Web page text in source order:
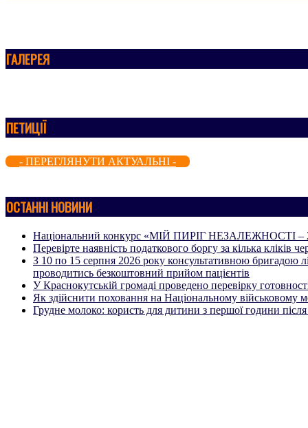
ГАЛЕРЕЯ
ПЕТИЦІЇ
- ПЕРЕГЛЯНУТИ АКТУАЛЬНІ -
ОСТАННІ НОВИНИ
Національний конкурс «МІЙ ПИРІГ НЕЗАЛЕЖНОСТІ –
Перевірте наявність податкового боргу за кілька кліків
З 10 по 15 серпня 2026 року консультативною
проводитись безкоштовний прийом пацієнтів
У Краснокутській громаді проведено перевірку
Як здійснити поховання на Національному військовому
Грудне молоко: користь для дитини з першої години